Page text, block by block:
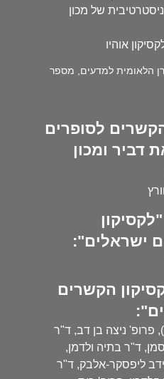
של מכון
אוהיו
הלאומית למדעים, מספר
לסופרים
דביר ומכון
ישראלים":
הקשרים
פרופ' ניצה בן דב, ד"ר
ד"ר בתיה ולדמן,
ליפסקר-אלבק, ד"ר